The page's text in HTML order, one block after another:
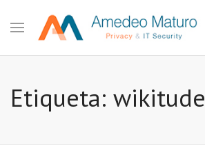
Etiqueta: wikitude